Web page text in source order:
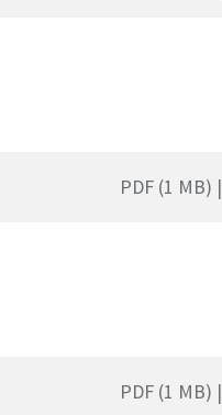
PDF (1 MB) |
PDF (1 MB) |